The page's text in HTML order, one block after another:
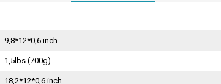
9,8*12*0,6 inch
1,5lbs (700g)
18,2*12*0,6 inch